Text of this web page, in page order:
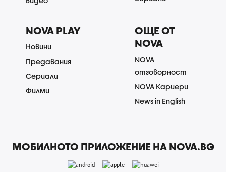
NOVA PLAY
Новини
Предавания
Сериали
Филми
ОЩЕ ОТ
NOVA
NOVA
отговорност
NOVA Кариери
News in English
МОБИЛНОТО ПРИЛОЖЕНИЕ НА NOVA.BG